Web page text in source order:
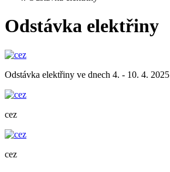
Odstávka elektřiny
Odstávka elektřiny ve dnech 4. - 10. 4. 2025
cez
cez